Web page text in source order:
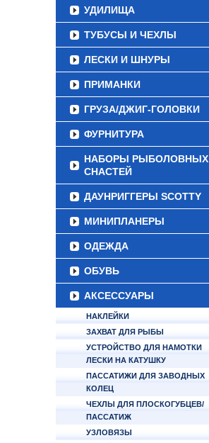
УДИЛИЩА
ТУБУСЫ И ЧЕХЛЫ
ЛЕСКИ И ШНУРЫ
ПРИМАНКИ
ГРУЗА/ДЖИГ-ГОЛОВКИ
ФУРНИТУРА
НАБОРЫ РЫБОЛОВНЫХ
СНАСТЕЙ
ДАУНРИГГЕРЫ SCOTTY
МИНИПЛАНЕРЫ
ОДЕЖДА
ОБУВЬ
АКСЕССУАРЫ
НАКЛЕЙКИ
ЗАХВАТ ДЛЯ РЫБЫ
УСТРОЙСТВО ДЛЯ НАМОТКИ
ЛЕСКИ НА КАТУШКУ
ПАССАТИЖИ ДЛЯ ЗАВОДНЫХ
КОЛЕЦ
ЧЕХЛЫ ДЛЯ ПЛОСКОГУБЦЕВ/
ПАССАТИЖ
УЗЛОВЯЗЫ